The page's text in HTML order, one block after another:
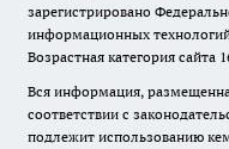
зарегистрировано
информационных
Возрастная категория сайта
Вся информация,
соответствии с
подлежит использованию